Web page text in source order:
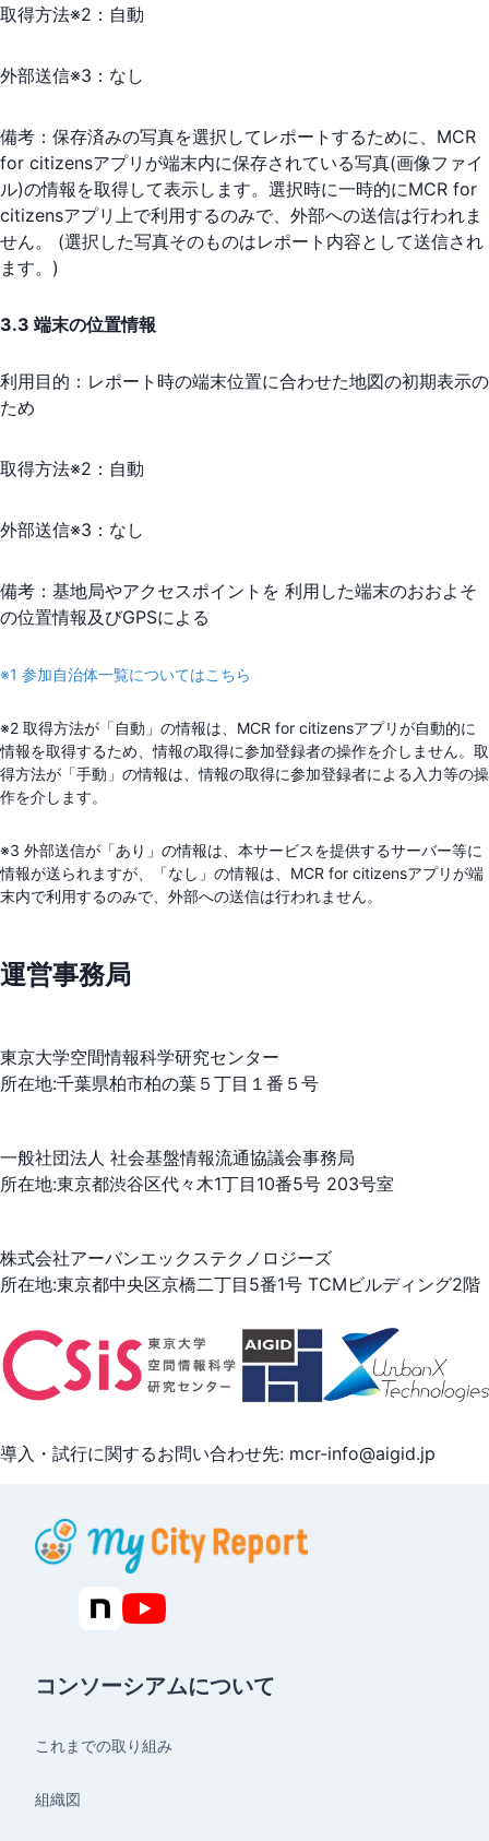
取得方法※2： 自動
外部送信※3： なし
備考： 保存済みの写真を選択してレポートするために、MCR
for citizensアプリが端末内に保存されている写真(画像ファイ
ル)の情報を取得して表示します。選択時に一時的にMCR for
citizensアプリ上で利用するのみで、外部への送信は行われま
せん。 (選択した写真そのものはレポート内容として送信され
ます。)
3.3 端末の位置情報
利用目的： レポート時の端末位置に合わせた地図の初期表示の
ため
取得方法※2： 自動
外部送信※3： なし
備考： 基地局やアクセスポイントを 利用した端末のおおよそ
の位置情報及びGPSによる
※1 参加自治体一覧についてはこちら
※2 取得方法が「自動」の情報は、MCR for citizensアプリが自動的に
情報を取得するため、情報の取得に参加登録者の操作を介しません。取
得方法が「手動」の情報は、情報の取得に参加登録者による入力等の操
作を介します。
※3 外部送信が「あり」の情報は、本サービスを提供するサーバー等に
情報が送られますが、「なし」の情報は、MCR for citizensアプリが端
末内で利用するのみで、外部への送信は行われません。
運営事務局
東京大学空間情報科学研究センター
所在地:千葉県柏市柏の葉５丁目１番５号
一般社団法人 社会基盤情報流通協議会事務局
所在地:東京都渋谷区代々木1丁目10番5号 203号室
株式会社アーバンエックステクノロジーズ
所在地:東京都中央区京橋二丁目5番1号 TCMビルディング2階
導入・試行に関するお問い合わせ先: mcr-info@aigid.jp
コンソーシアムについて
これまでの取り組み
組織図